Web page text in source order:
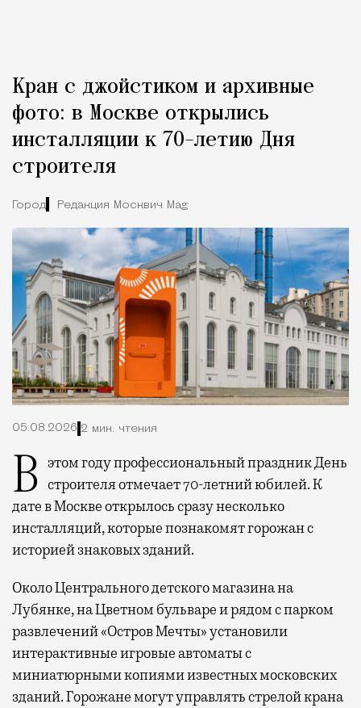
Кран с джойстиком и архивные
фото: в Москве открылись
инсталляции к 70-летию Дня
строителя
Город Редакция Москвич Mag
05.08.2026 2 мин. чтения
В этом году профессиональный праздник День строителя отмечает 70-летний юбилей. К
дате в Москве открылось сразу несколько
инсталляций, которые познакомят горожан с
историей знаковых зданий.
Около Центрального детского магазина на
Лубянке, на Цветном бульваре и рядом с парком
развлечений «Остров Мечты» установили
интерактивные игровые автоматы с
миниатюрными копиями известных московских
зданий. Горожане могут управлять стрелой крана